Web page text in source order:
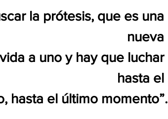
nueva
a uno y hay que luchar
hasta el
hasta el último momento”.